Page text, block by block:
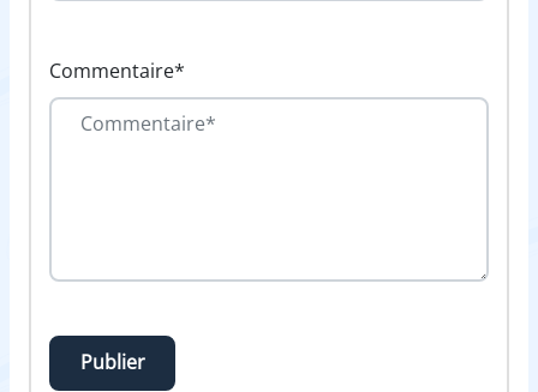
Commentaire*
Publier